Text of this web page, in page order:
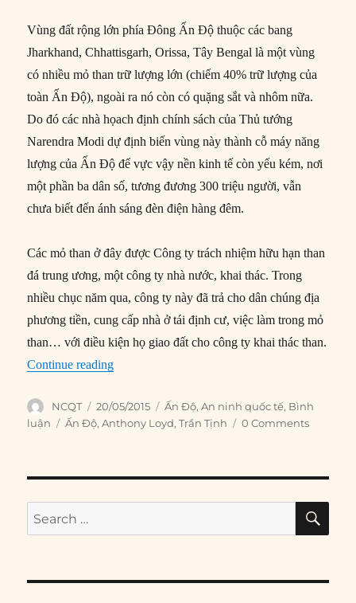
Vùng đất rộng lớn phía Đông Ấn Độ thuộc các bang
Jharkhand, Chhattisgarh, Orissa, Tây Bengal là một vùng
có nhiều mỏ than trữ lượng lớn (chiếm 40% trữ lượng của
toàn Ấn Độ), ngoài ra nó còn có quặng sắt và nhôm nữa.
Do đó các nhà họach định chính sách của Thủ tướng
Narendra Modi dự định biến vùng này thành cỗ máy năng
lượng của Ấn Độ để vực vậy nền kinh tế còn yếu kém, nơi
một phần ba dân số, tương đương 300 triệu người, vẫn
chưa biết đến ánh sáng đèn điện hàng đêm.
Các mỏ than ở đây được Công ty trách nhiệm hữu hạn than
đá trung ương, một công ty nhà nước, khai thác. Trong
nhiều chục năm qua, công ty này đã trả cho dân chúng địa
phương tiền, cung cấp nhà ở tái định cư, việc làm trong mỏ
than… với điều kiện họ giao đất cho công ty khai thác than.
Continue reading“Mối liên hệ giữa than đá và phiến quân
Author
NCQT
Posted
on
20/05/2015 Categories
Ấn Độ,An ninh quốc tế, Bình
luận
Tags
Ấn Độ,Anthony Loyd,Trần Tịnh 0 Comments
Search
for: